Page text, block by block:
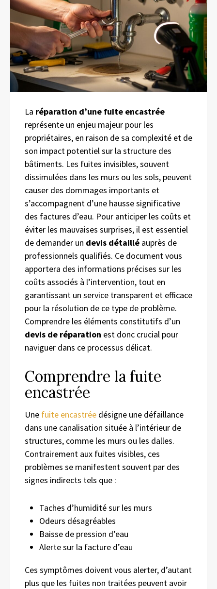
La réparation d’une fuite encastrée
représente un enjeu majeur pour les
propriétaires, en raison de sa complexité et de
son impact potentiel sur la structure des
bâtiments. Les fuites invisibles, souvent
dissimulées dans les murs ou les sols, peuvent
causer des dommages importants et
s’accompagnent d’une hausse significative
des factures d’eau. Pour anticiper les coûts et
éviter les mauvaises surprises, il est essentiel
de demander un devis détaillé auprès de
professionnels qualifiés. Ce document vous
apportera des informations précises sur les
coûts associés à l’intervention, tout en
garantissant un service transparent et efficace
pour la résolution de ce type de problème.
Comprendre les éléments constitutifs d’un
devis de réparation est donc crucial pour
naviguer dans ce processus délicat.
Comprendre la fuite
encastrée
Une fuite encastrée désigne une défaillance
dans une canalisation située à l’intérieur de
structures, comme les murs ou les dalles.
Contrairement aux fuites visibles, ces
problèmes se manifestent souvent par des
signes indirects tels que :
Taches d’humidité sur les murs
Odeurs désagréables
Baisse de pression d’eau
Alerte sur la facture d’eau
Ces symptômes doivent vous alerter, d’autant
plus que les fuites non traitées peuvent avoir